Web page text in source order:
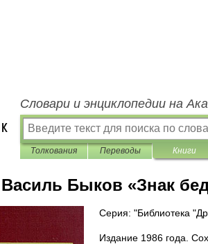
Словари и энциклопедии на
Толкования Переводы Книги
Василь Быков «Знак
Серия: "Библиотека
Издание 1986 года.